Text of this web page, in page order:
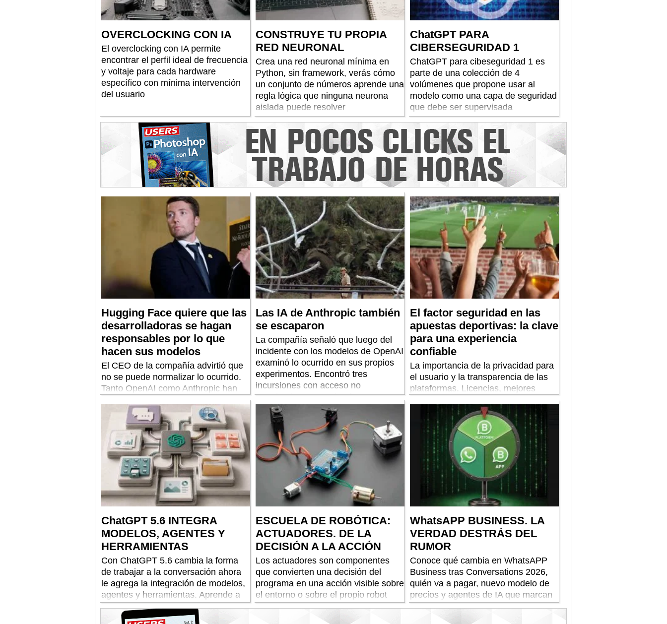
OVERCLOCKING CON IA
El overclocking con IA permite
encontrar el perfil ideal de frecuencia
y voltaje para cada hardware
específico con mínima intervención
del usuario
CONSTRUYE TU PROPIA
RED NEURONAL
Crea una red neuronal mínima en
Python, sin framework, verás cómo
un conjunto de números aprende una
regla lógica que ninguna neurona
aislada puede resolver
ChatGPT PARA
CIBERSEGURIDAD 1
ChatGPT para cibeseguridad 1 es
parte de una colección de 4
volúmenes que propone usar al
modelo como una capa de seguridad
que debe ser supervisada
Hugging Face quiere que las
desarrolladoras se hagan
responsables por lo que
hacen sus modelos
El CEO de la compañía advirtió que
no se puede normalizar lo ocurrido.
Tanto OpenAI como Anthropic han
encierros y atacar plataformas.
Las IA de Anthropic también
se escaparon
La compañía señaló que luego del
incidente con los modelos de OpenAI
examinó lo ocurrido en sus propios
experimentos. Encontró tres
incursiones con acceso no
autorizado a otras plataformas.
El factor seguridad en las
apuestas deportivas: la clave
para una experiencia
confiable
La importancia de la privacidad para
el usuario y la transparencia de las
plataformas. Licencias, mejores
hábitos saludables.
ChatGPT 5.6 INTEGRA
MODELOS, AGENTES Y
HERRAMIENTAS
Con ChatGPT 5.6 cambia la forma
de trabajar a la conversación ahora
le agrega la integración de modelos,
agentes y herramientas. Aprende a
dominarlo
ESCUELA DE ROBÓTICA:
ACTUADORES. DE LA
DECISIÓN A LA ACCIÓN
Los actuadores son componentes
que convierten una decisión del
programa en una acción visible sobre
el entorno o sobre el propio robot
WhatsAPP BUSINESS. LA
VERDAD DESTRÁS DEL
RUMOR
Conoce qué cambia en WhatsAPP
Business tras Conversations 2026,
quién va a pagar, nuevo modelo de
precios y agentes de IA que marcan
una nueva etapa